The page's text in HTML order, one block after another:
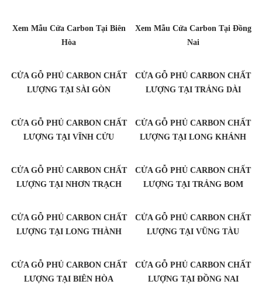
Xem Mẫu Cửa Carbon Tại Biên
Hòa
Xem Mẫu Cửa Carbon Tại Đồng
Nai
CỬA GỖ PHỦ CARBON CHẤT
LƯỢNG TẠI SÀI GÒN
CỬA GỖ PHỦ CARBON CHẤT
LƯỢNG TẠI TRẢNG DÀI
CỬA GỖ PHỦ CARBON CHẤT
LƯỢNG TẠI VĨNH CỬU
CỬA GỖ PHỦ CARBON CHẤT
LƯỢNG TẠI LONG KHÁNH
CỬA GỖ PHỦ CARBON CHẤT
LƯỢNG TẠI NHƠN TRẠCH
CỬA GỖ PHỦ CARBON CHẤT
LƯỢNG TẠI TRẢNG BOM
CỬA GỖ PHỦ CARBON CHẤT
LƯỢNG TẠI LONG THÀNH
CỬA GỖ PHỦ CARBON CHẤT
LƯỢNG TẠI VŨNG TÀU
CỬA GỖ PHỦ CARBON CHẤT
LƯỢNG TẠI BIÊN HÒA
CỬA GỖ PHỦ CARBON CHẤT
LƯỢNG TẠI ĐỒNG NAI